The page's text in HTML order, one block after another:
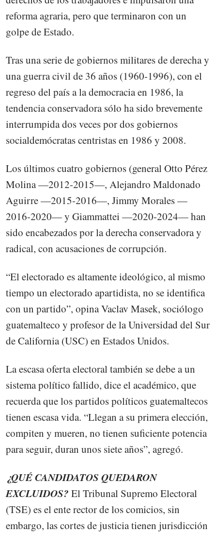
reforma agraria, pero que terminaron con un
golpe de Estado.
Tras una serie de gobiernos militares de derecha y
una guerra civil de 36 años (1960-1996), con el
regreso del país a la democracia en 1986, la
tendencia conservadora sólo ha sido brevemente
interrumpida dos veces por dos gobiernos
socialdemócratas centristas en 1986 y 2008.
Los últimos cuatro gobiernos (general Otto Pérez
Molina —2012-2015—, Alejandro Maldonado
Aguirre —2015-2016—, Jimmy Morales —
2016-2020— y Giammattei —2020-2024— han
sido encabezados por la derecha conservadora y
radical, con acusaciones de corrupción.
“El electorado es altamente ideológico, al mismo
tiempo un electorado apartidista, no se identifica
con un partido”, opina Vaclav Masek, sociólogo
guatemalteco y profesor de la Universidad del Sur
de California (USC) en Estados Unidos.
La escasa oferta electoral también se debe a un
sistema político fallido, dice el académico, que
recuerda que los partidos políticos guatemaltecos
tienen escasa vida. “Llegan a su primera elección,
compiten y mueren, no tienen suficiente potencia
para seguir, duran unos siete años”, agregó.
¿QUÉ CANDIDATOS QUEDARON
EXCLUIDOS? El Tribunal Supremo Electoral
(TSE) es el ente rector de los comicios, sin
embargo, las cortes de justicia tienen jurisdicción